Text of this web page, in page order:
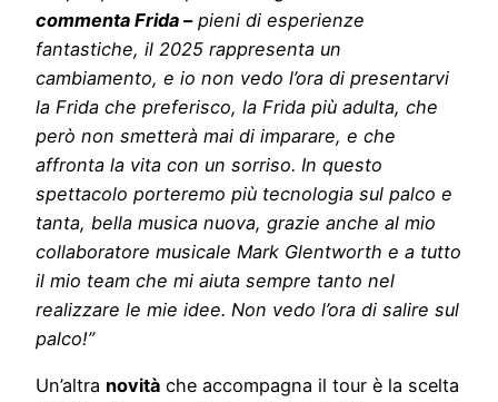
commenta Frida –pieni di esperienze
fantastiche, il 2025 rappresenta un
cambiamento, e io non vedo l’ora di presentarvi
la Frida che preferisco, la Frida più adulta, che
però non smetterà mai di imparare, e che
affronta la vita con un sorriso. In questo
spettacolo porteremo più tecnologia sul palco e
tanta, bella musica nuova, grazie anche al mio
collaboratore musicale Mark Glentworth e a tutto
il mio team che mi aiuta sempre tanto nel
realizzare le mie idee. Non vedo l’ora di salire sul
palco!”
Un’altra novità che accompagna il tour è la scelta